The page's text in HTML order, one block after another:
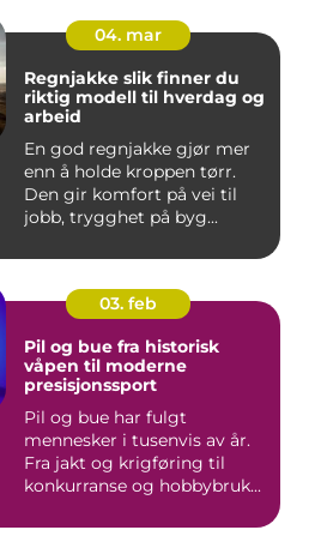
04. mar
Regnjakke slik finner du
riktig modell til hverdag og
arbeid
En god regnjakke gjør mer
enn å holde kroppen tørr.
Den gir komfort på vei til
jobb, trygghet på byg...
03. feb
Pil og bue fra historisk
våpen til moderne
presisjonssport
Pil og bue har fulgt
mennesker i tusenvis av år.
Fra jakt og krigføring til
konkurranse og hobbybruk...